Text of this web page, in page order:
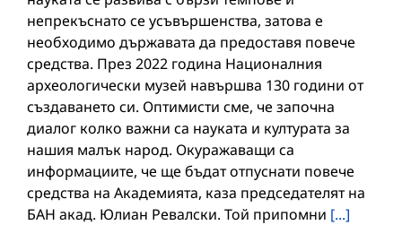
непрекъснато се усъвършенства, затова е
необходимо държавата да предоставя повече
средства. През 2022 година Националния
археологически музей навършва 130 години от
създаването си. Оптимисти сме, че започна
диалог колко важни са науката и културата за
нашия малък народ. Окуражаващи са
информациите, че ще бъдат отпуснати повече
средства на Академията, каза председателят на
БАН акад. Юлиан Ревалски. Той припомни [...]